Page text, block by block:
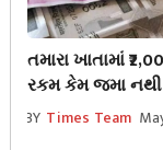
તમારા ખાતામાં
રકમ કેમ જમા નથી
પરથી સ્ટેટસ
હપ્તા તાત્કાલિક
BY Times Team